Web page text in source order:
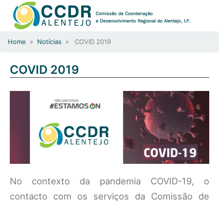
Home » Notícias » COVID 2019
COVID 2019
No contexto da pandemia COVID-19, o
contacto com os serviços da Comissão de